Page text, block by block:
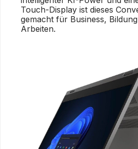
Touch-Display ist dieses
gemacht für Business,
Arbeiten.